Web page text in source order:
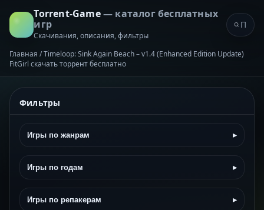
Torrent-Game— каталог бесплатных
игр
Скачивания, описания, фильтры
Главная /Timeloop: Sink Again Beach – v1.4 (Enhanced Edition Update)
FitGirl скачать торрент бесплатно
Фильтры
Игры по жанрам ▸
Игры по годам ▸
Игры по репакерам ▸